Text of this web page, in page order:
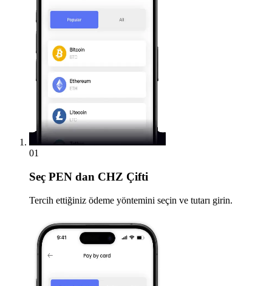
01
Seç PEN dan CHZ Çifti
Tercih ettiğiniz ödeme yöntemini seçin ve tutarı girin.